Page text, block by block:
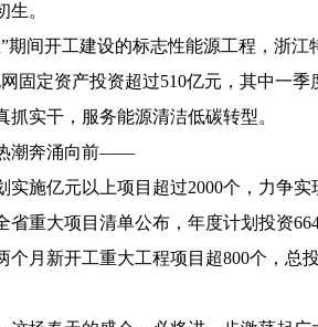
。
间开工建设的标志性能源工程，浙江
定资产投资超过510亿元，其中一季
抓实干，服务能源清洁低碳转型。
潮奔涌向前——
亿元以上项目超过2000个，力争实
重大项目清单公布，年度计划投资
月新开工重大工程项目超800个，总